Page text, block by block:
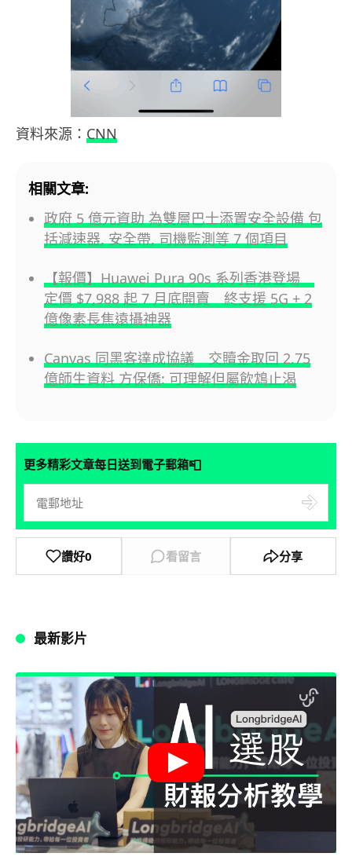
資料來源： CNN
相關文章:
政府 5 億元資助 為雙層巴士添置安全設備 包
括減速器, 安全帶, 司機監測等 7 個項目
【報價】Huawei Pura 90s 系列香港登場
定價 $7,988 起 7 月底開賣 終支援 5G + 2
億像素長焦遠攝神器
Canvas 同黑客達成協議 交贖金取回 2.75
億師生資料 方保僑: 可理解但屬飲鴆止渴
更多精彩文章每日送到電子郵箱📮
讚好0 看留言 分享
最新影片